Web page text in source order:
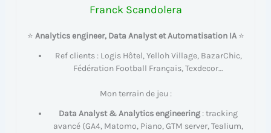
Franck Scandolera
⭐ Analytics engineer, Data Analyst et Automatisation IA⭐
Ref clients : Logis Hôtel, Yelloh Village, BazarChic,
Fédération Football Français, Texdecor…
Mon terrain de jeu :
Data Analyst & Analytics engineering : tracking
avancé (GA4, Matomo, Piano, GTM server, Tealium,